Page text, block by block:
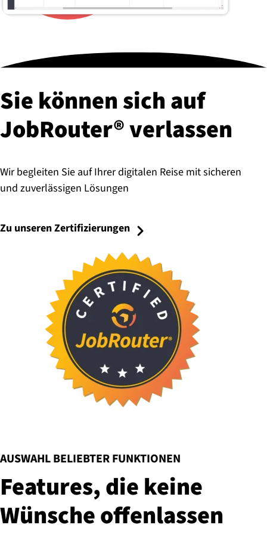
Sie können sich auf
JobRouter® verlassen
Wir begleiten Sie auf Ihrer digitalen Reise mit sicheren
und zuverlässigen Lösungen
Zu unseren Zertifizierungen
AUSWAHL BELIEBTER FUNKTIONEN
:
Features, die keine
Wünsche offenlassen